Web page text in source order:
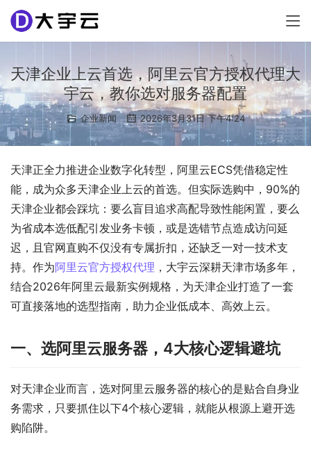
天津企业上云首选，阿里云官方授权代理大
宇云，教你选对服务器配置
企业新闻 2026年3月31日 下午4:24
天津正全力推进企业数字化转型，阿里云ECS凭借稳定性
能，成为众多天津企业上云的首选。但实际选购中，90%的
天津企业都会踩坑：要么盲目追求高配导致性能闲置，要么
为省成本选低配引发业务卡顿，或是选错节点造成访问延
迟，且官网直购不仅没有专属折扣，还缺乏一对一技术支
持。作为阿里云官方授权代理 ，大宇云深耕天津市场多年，
结合2026年阿里云最新实例规格，为天津企业打造了一套
可直接落地的选型指南，助力企业低成本、高效上云。
一、选阿里云服务器，4大核心逻辑避坑
对天津企业而言，选对阿里云服务器的核心的是贴合自身业
务需求，只要抓住以下4个核心逻辑，就能从根源上避开选
购陷阱。